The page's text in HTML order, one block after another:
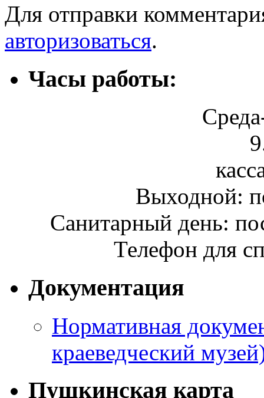
Для отправки
авторизоваться.
Часы работы:
Выходной:
Санитарный день:
Телефон для
Документация
Нормативная
краеведческий
Пушкинская карта